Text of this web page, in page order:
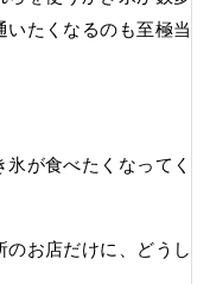
いたくなるのも至極当
が食べたくなってく
お店だけに、どうし